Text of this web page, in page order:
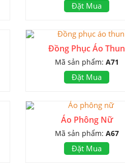
Đặt Mua
Đồng Phục Áo Thun
Mã sản phẩm: A71
Đặt Mua
Áo Phông Nữ
Mã sản phẩm: A67
Đặt Mua